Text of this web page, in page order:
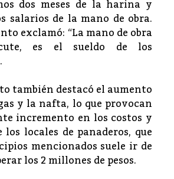
dos meses de la harina y
salarios de la mano de obra.
exclamó: “La mano de obra
es el sueldo de los
también destacó el aumento
y la nafta, lo que provocan
incremento en los costos y
los locales de panaderos, que
mencionados suele ir de
los 2 millones de pesos.